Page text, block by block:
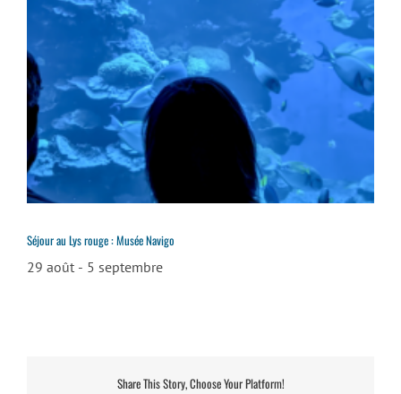
Séjour au Lys rouge : Musée Navigo
29 août - 5 septembre
Share This Story, Choose Your Platform!